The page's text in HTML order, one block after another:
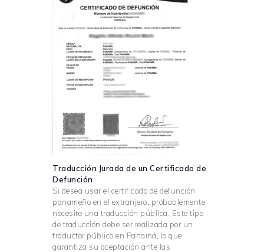
Traducción Jurada de un Certificado de
Defunción
Si desea usar el certificado de defunción
panameño en el extranjero, probablemente
necesite una traducción pública. Este tipo
de traducción debe ser realizada por un
traductor público en Panamá, lo que
garantiza su aceptación ante las